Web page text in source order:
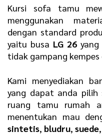
Kursi sofa tamu
menggunakan
dengan standard
yaitu busa LG 26yang
tidak gampang
Kami menyediakan
yang dapat anda pilih
ruang tamu rumah
menentukan mau
sintetis, bludru, suede